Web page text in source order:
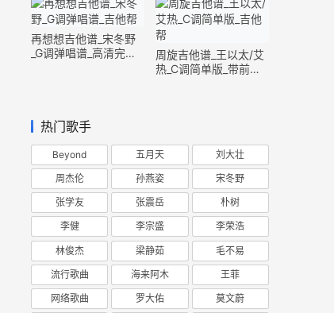
再想想吉他谱_宋冬野
_G调弹唱谱_高清完整
周旋吉他谱_王以太/艾
热_C调简单版_带前奏
热门歌手
Beyond 五月天 刘大壮
周杰伦 孙燕姿 宋冬野
张学友 张震岳 朴树
李健 李宗盛 李荣浩
林俊杰 梁静茹 毛不易
流行歌曲 海来阿木 王菲
网络歌曲 罗大佑 莫文蔚